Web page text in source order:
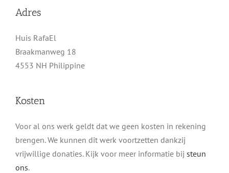
Adres
Huis RafaEl
Braakmanweg 18
4553 NH Philippine
Kosten
Voor al ons werk geldt dat we geen kosten in rekening
brengen. We kunnen dit werk voortzetten dankzij
vrijwillige donaties. Kijk voor meer informatie bij steun
ons.